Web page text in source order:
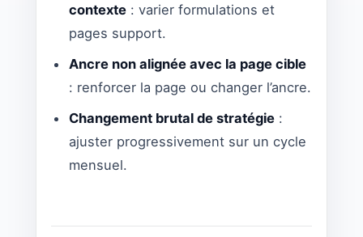
contexte : varier formulations et
pages support.
Ancre non alignée avec la page cible
: renforcer la page ou changer l’ancre.
Changement brutal de stratégie :
ajuster progressivement sur un cycle
mensuel.